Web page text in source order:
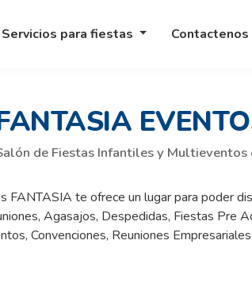
Servicios para fiestas Contactenos
de Fiestas Infantiles y Multieventos
FANTASIA te ofrece un lugar para poder
Agasajos, Despedidas, Fiestas Pre
Convenciones, Reuniones